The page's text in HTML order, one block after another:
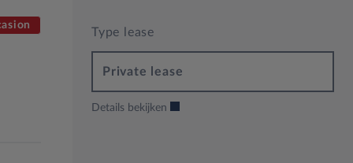
Type lease
Private lease
Details bekijken